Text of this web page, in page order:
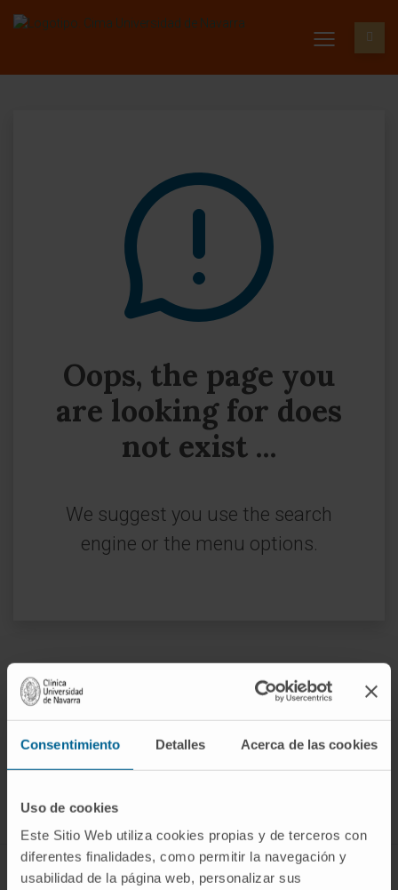
Consentimiento Detalles Acerca de las cookies
Uso de cookies
Este Sitio Web utiliza cookies propias y de terceros con
diferentes finalidades, como permitir la navegación y
usabilidad de la página web, personalizar sus
Oops, the page you
are looking for does
not exist ...
We suggest you use the search
engine or the menu options.
ABOUT CIMA